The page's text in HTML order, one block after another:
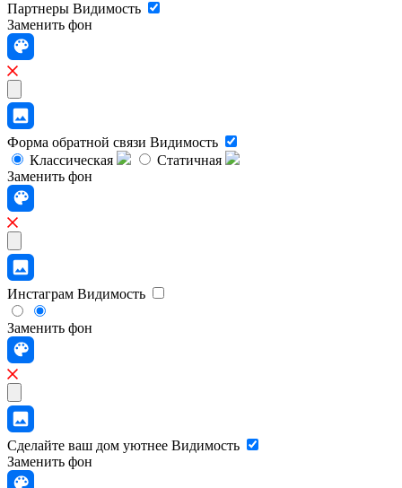
Партнеры Видимость
Заменить фон
Форма обратной связи Видимость
Классическая
Статичная
Заменить фон
Инстаграм Видимость
Заменить фон
Сделайте ваш дом уютнее Видимость
Заменить фон